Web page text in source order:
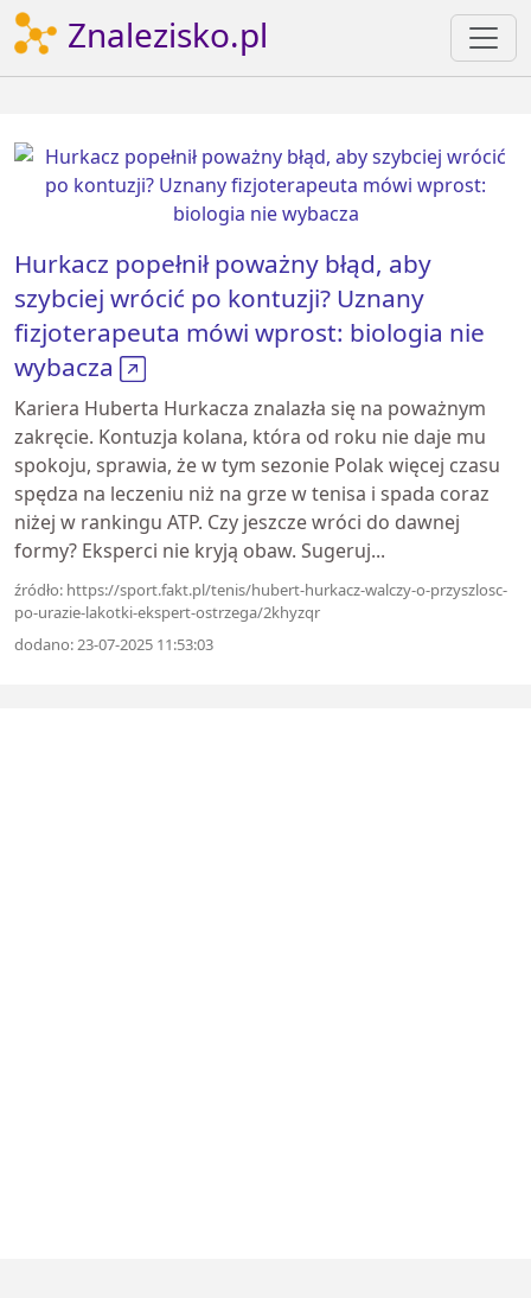
Znalezisko.pl
Hurkacz popełnił poważny błąd, aby
szybciej wrócić po kontuzji? Uznany
fizjoterapeuta mówi wprost: biologia nie
wybacza
Kariera Huberta Hurkacza znalazła się na poważnym
zakręcie. Kontuzja kolana, która od roku nie daje mu
spokoju, sprawia, że w tym sezonie Polak więcej czasu
spędza na leczeniu niż na grze w tenisa i spada coraz
niżej w rankingu ATP. Czy jeszcze wróci do dawnej
formy? Eksperci nie kryją obaw. Sugeruj...
źródło: https://sport.fakt.pl/tenis/hubert-hurkacz-walczy-o-przyszlosc-
po-urazie-lakotki-ekspert-ostrzega/2khyzqr
dodano: 23-07-2025 11:53:03